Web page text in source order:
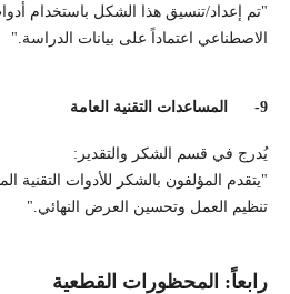
"تم إعداد/تنسيق هذا الشكل باستخدام
الاصطناعي اعتماداً على بيانات الدراسة."
9- المساعدات التقنية العامة
يُدرج في قسم الشكر والتقدير:
"يتقدم المؤلفون بالشكر للأدوات
تنظيم العمل وتحسين العرض النهائي."
رابعاً: المحظورات القطعية